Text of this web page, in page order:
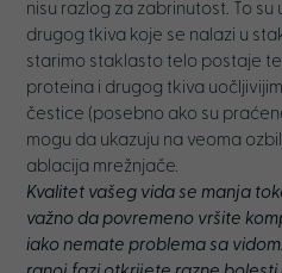
nisu razlog za zabrinutost. To
drugog tkiva koje se nalazi u
starimo staklasto telo postaje
proteina i drugog tkiva
čestice (posebno ako su
mogu da ukazuju na veoma
ablacija mrežnjače.
Kvalitet vašeg vida se manja
važno da povremeno vršite
iako nemate problema sa